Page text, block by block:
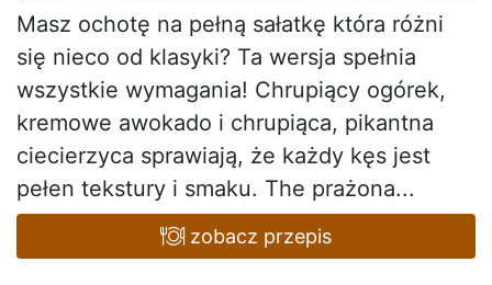
Masz ochotę na pełną sałatkę która różni
się nieco od klasyki? Ta wersja spełnia
wszystkie wymagania! Chrupiący ogórek,
kremowe awokado i chrupiąca, pikantna
ciecierzyca sprawiają, że każdy kęs jest
pełen tekstury i smaku. The prażona...
zobacz przepis